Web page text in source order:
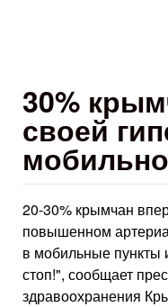
30%
своей
20-30% крымчан
повышенном
в мобильные пункты
стоп!", сообщает
здравоохранения